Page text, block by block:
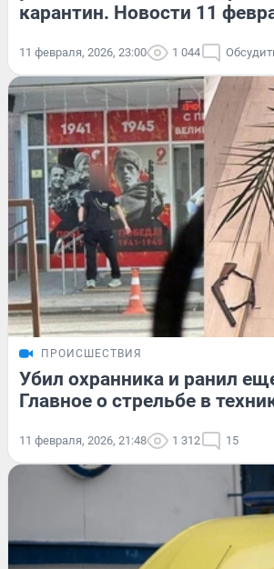
карантин. Новости 11
11 февраля, 2026, 23:00 1 044
ПРОИСШЕСТВИЯ
Убил охранника и ранил
Главное о стрельбе в
11 февраля, 2026, 21:48 1 312 15